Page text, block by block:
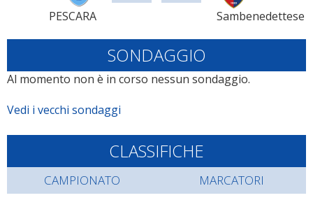
PESCARA Sambenedettese
SONDAGGIO
Al momento non è in corso nessun sondaggio.
Vedi i vecchi sondaggi
CLASSIFICHE
CAMPIONATO MARCATORI